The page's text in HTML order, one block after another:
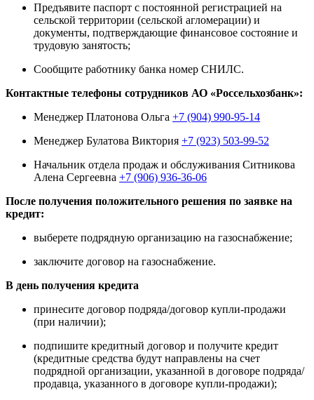
Предъявите паспорт с постоянной регистрацией на
сельской территории (сельской агломерации) и
документы, подтверждающие финансовое состояние и
трудовую занятость;
Сообщите работнику банка номер СНИЛС.
Контактные телефоны сотрудников АО «Россельхозбанк»:
Менеджер Платонова Ольга +7 (904) 990-95-14
Менеджер Булатова Виктория +7 (923) 503-99-52
Начальник отдела продаж и обслуживания Ситникова
Алена Сергеевна +7 (906) 936-36-06
После получения положительного решения по заявке на
кредит:
выберете подрядную организацию на газоснабжение;
заключите договор на газоснабжение.
В день получения кредита
принесите договор подряда/договор купли-продажи
(при наличии);
подпишите кредитный договор и получите кредит
(кредитные средства будут направлены на счет
подрядной организации, указанной в договоре подряда/
продавца, указанного в договоре купли-продажи);